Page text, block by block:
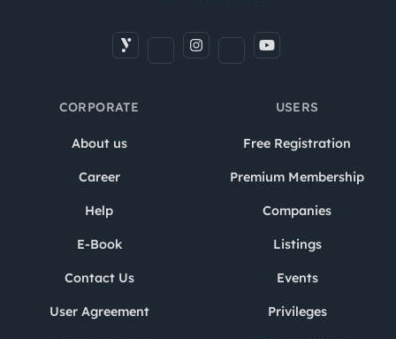
CORPORATE
About us
Career
Help
E-Book
Contact Us
User Agreement
USERS
Free Registration
Premium Membership
Companies
Listings
Events
Privileges